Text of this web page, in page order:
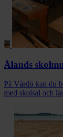
Ålands
På Vårdö kan du
med skolsal och